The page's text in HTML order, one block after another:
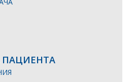
ПАЦИЕНТА